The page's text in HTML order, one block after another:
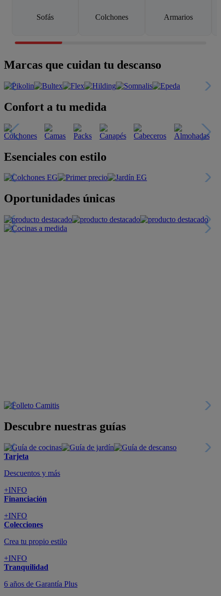
Sofás Colchones Armarios
Marcas que cuidan tu descanso
Confort a tu medida
Esenciales con estilo
Oportunidades únicas
Descubre nuestras guías
Tarjeta
Descuentos y más
+INFO
Financiación
+INFO
Colecciones
Crea tu propio estilo
+INFO
Tranquilidad
6 años de Garantía Plus